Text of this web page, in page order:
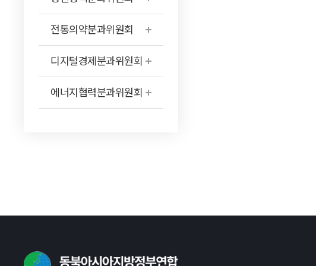
전통의약분과위원회
디지털경제분과위원회
에너지협력분과위원회